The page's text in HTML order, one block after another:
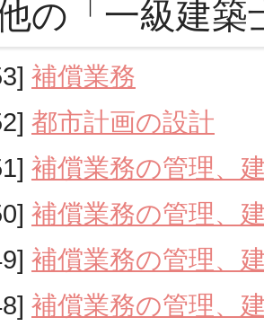
の「一級建
補償業務
都市計画の設計
補償業務の管理、
補償業務の管理、
補償業務の管理、
補償業務の管理、